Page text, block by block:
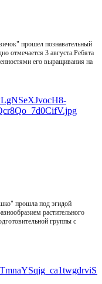
прошел познавательный
отмечается 3 августа.Ребята
его выращивания на
прошла под эгидой
растительного
группы с